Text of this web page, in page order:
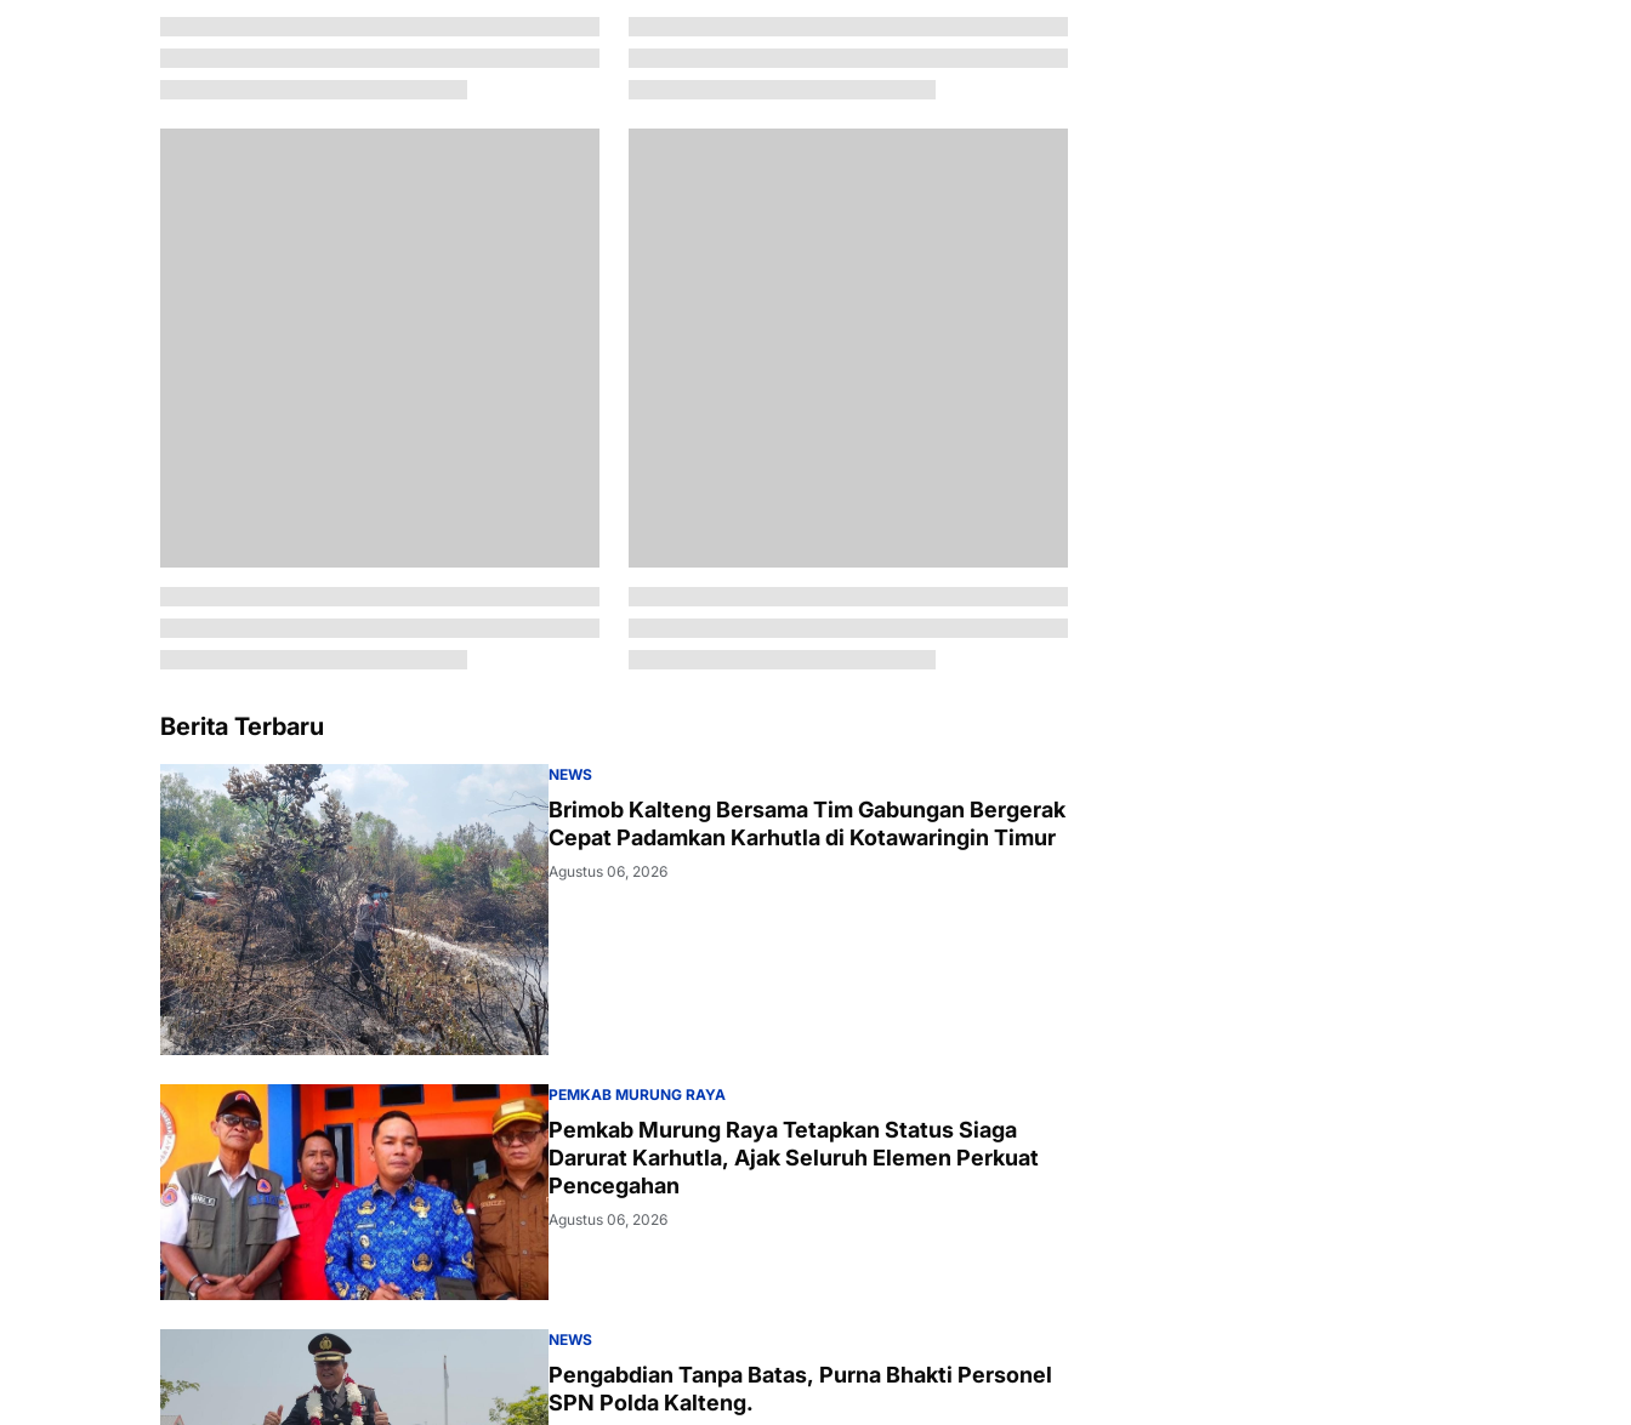
Berita Terbaru
NEWS
Brimob Kalteng Bersama Tim Gabungan Bergerak
Cepat Padamkan Karhutla di Kotawaringin Timur
Agustus 06, 2026
PEMKAB MURUNG RAYA
Pemkab Murung Raya Tetapkan Status Siaga
Darurat Karhutla, Ajak Seluruh Elemen Perkuat
Pencegahan
Agustus 06, 2026
NEWS
Pengabdian Tanpa Batas, Purna Bhakti Personel
SPN Polda Kalteng.